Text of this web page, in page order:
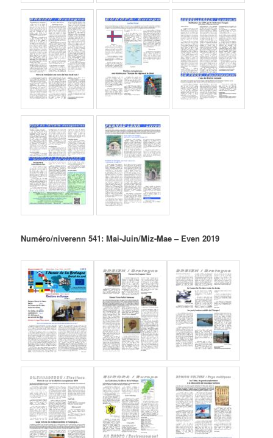
Numéro/niverenn 541: Mai-Juin/Miz-Mae – Even 2019